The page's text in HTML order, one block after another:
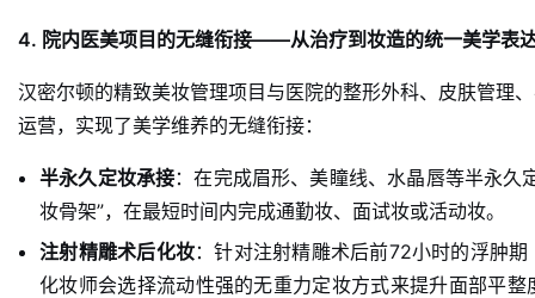
4. 院内医美项目的无缝衔接——从治疗到妆造的统一美学表
汉密尔顿的精致美妆管理项目与医院的整形外科、皮肤管理
运营，实现了美学维养的无缝衔接：
半永久定妆承接：在完成眉形、美瞳线、水晶唇等半永久
妆骨架”，在最短时间内完成通勤妆、面试妆或活动妆。
注射精雕术后化妆：针对注射精雕术后前72小时的浮肿
化妆师会选择流动性强的无重力定妆方式来提升面部平